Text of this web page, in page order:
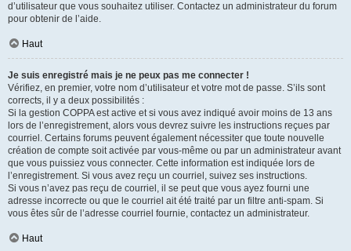
d’utilisateur que vous souhaitez utiliser. Contactez un administrateur du forum
pour obtenir de l’aide.
Haut
Je suis enregistré mais je ne peux pas me connecter !
Vérifiez, en premier, votre nom d’utilisateur et votre mot de passe. S’ils sont
corrects, il y a deux possibilités :
Si la gestion COPPA est active et si vous avez indiqué avoir moins de 13 ans
lors de l’enregistrement, alors vous devrez suivre les instructions reçues par
courriel. Certains forums peuvent également nécessiter que toute nouvelle
création de compte soit activée par vous-même ou par un administrateur avant
que vous puissiez vous connecter. Cette information est indiquée lors de
l’enregistrement. Si vous avez reçu un courriel, suivez ses instructions.
Si vous n’avez pas reçu de courriel, il se peut que vous ayez fourni une
adresse incorrecte ou que le courriel ait été traité par un filtre anti-spam. Si
vous êtes sûr de l’adresse courriel fournie, contactez un administrateur.
Haut